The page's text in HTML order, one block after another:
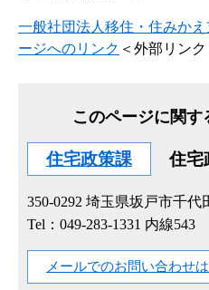
一般社団法人移住・住みか
ージへのリンク ＜外部リンク
このページに関
住宅政策課 住宅
350-0292 埼玉県坂戸市千代
Tel：049-283-1331 内線543
メールでのお問い合わせ